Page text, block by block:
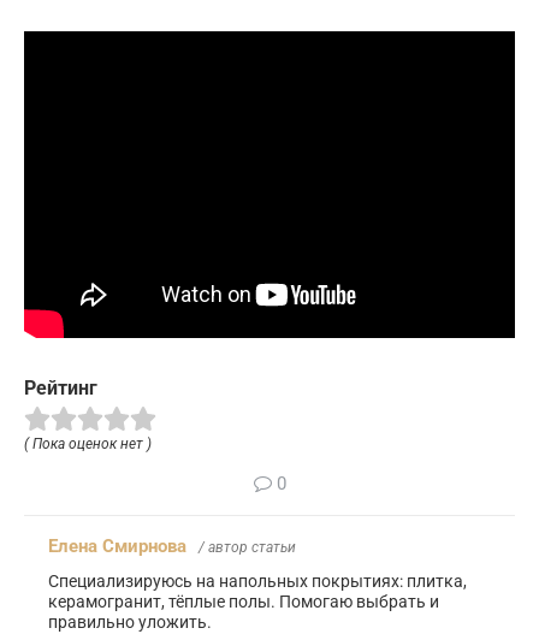
Рейтинг
( Пока оценок нет )
0
Елена Смирнова / автор статьи
Специализируюсь на напольных покрытиях: плитка,
керамогранит, тёплые полы. Помогаю выбрать и
правильно уложить.